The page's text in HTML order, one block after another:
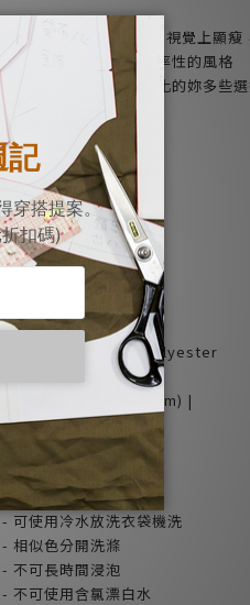
微A字版型，上窄下寬，視覺上顯
搭配窄版褲和短靴有種率性的風格
一次推出三色，讓多變化的妳多些
- 深藍顯瘦款
- 拉格蘭袖
- 保暖雙層厚棉
- 前口袋設計
- 布紋立體合身溫暖
- 台灣設計少量製作
100%棉Cotton
內裏-100%聚酯纖維Polyester
| Free size (平放測量cm) |
胸寬 x 衣長 x 袖長
54 x 77 x 70
| 注意事項 |
- 可使用冷水放洗衣袋機洗
- 相似色分開洗滌
- 不可長時間浸泡
- 不可使用含氯漂白水